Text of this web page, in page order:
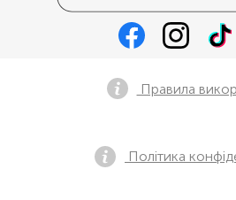
Правила
Політика